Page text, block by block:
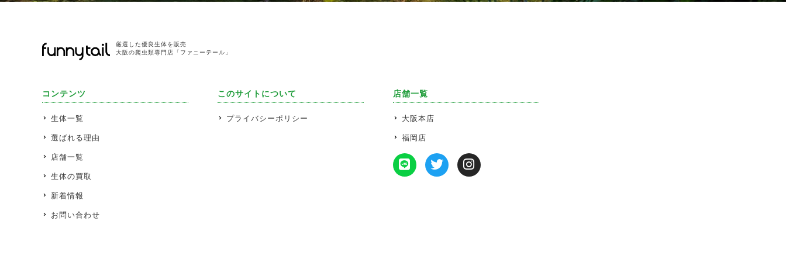
厳選した優良生体を販売
大阪の爬虫類専門店「ファニーテール」
コンテンツ
生体一覧
選ばれる理由
店舗一覧
生体の買取
新着情報
お問い合わせ
このサイトについて
プライバシーポリシー
店舗一覧
大阪本店
福岡店